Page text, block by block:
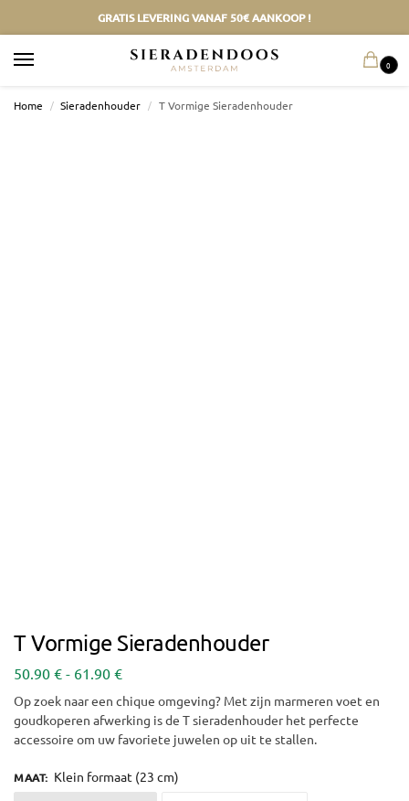
GRATIS LEVERING VANAF 50€ AANKOOP !
0
Home / Sieradenhouder / T Vormige Sieradenhouder
T Vormige Sieradenhouder
50.90 € - 61.90 €
Op zoek naar een chique omgeving? Met zijn marmeren voet en
goudkoperen afwerking is de T sieradenhouder het perfecte
accessoire om uw favoriete juwelen op uit te stallen.
MAAT: Klein formaat (23 cm)